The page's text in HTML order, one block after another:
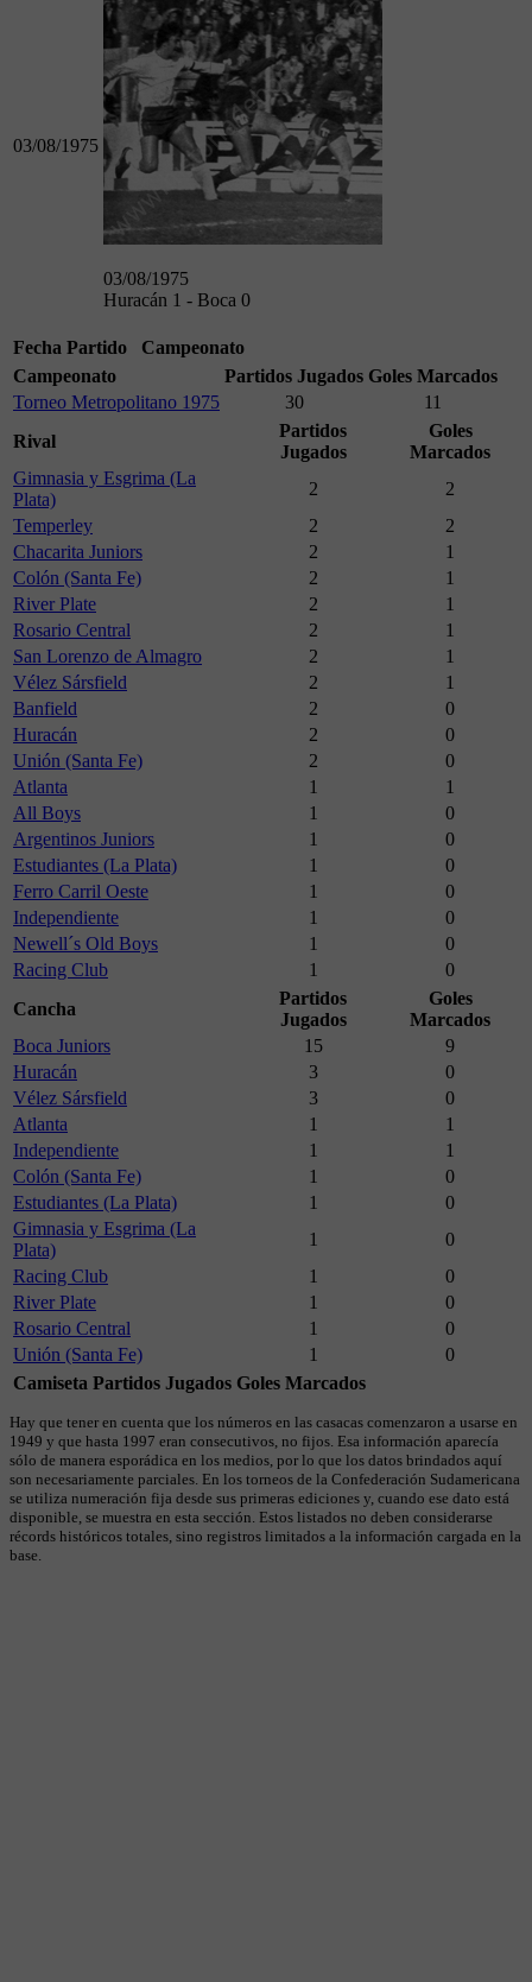
03/08/1975
03/08/1975
Huracán 1 - Boca 0
Fecha Partido
Campeonato
Campeonato
Partidos Jugados Goles Marcados
Torneo Metropolitano 1975
30
11
Rival
Partidos
Jugados
Goles
Marcados
Gimnasia y Esgrima (La
Plata)
2
2
Temperley
2
2
Chacarita Juniors
2
1
Colón (Santa Fe)
2
1
River Plate
2
1
Rosario Central
2
1
San Lorenzo de Almagro
2
1
Vélez Sársfield
2
1
Banfield
2
0
Huracán
2
0
Unión (Santa Fe)
2
0
Atlanta
1
1
All Boys
1
0
Argentinos Juniors
1
0
Estudiantes (La Plata)
1
0
Ferro Carril Oeste
1
0
Independiente
1
0
Newell´s Old Boys
1
0
Racing Club
1
0
Cancha
Partidos
Jugados
Goles
Marcados
Boca Juniors
15
9
Huracán
3
0
Vélez Sársfield
3
0
Atlanta
1
1
Independiente
1
1
Colón (Santa Fe)
1
0
Estudiantes (La Plata)
1
0
Gimnasia y Esgrima (La
Plata)
1
0
Racing Club
1
0
River Plate
1
0
Rosario Central
1
0
Unión (Santa Fe)
1
0
Camiseta Partidos Jugados Goles Marcados
Hay que tener en cuenta que los números en las casacas comenzaron a usarse en
1949 y que hasta 1997 eran consecutivos, no fijos. Esa información aparecía
sólo de manera esporádica en los medios, por lo que los datos brindados aquí
son necesariamente parciales. En los torneos de la Confederación Sudamericana
se utiliza numeración fija desde sus primeras ediciones y, cuando ese dato está
disponible, se muestra en esta sección. Estos listados no deben considerarse
récords históricos totales, sino registros limitados a la información cargada en la
base.